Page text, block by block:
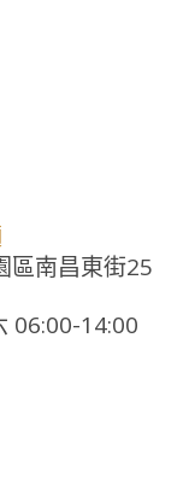
區南昌東街25
06:00-14:00